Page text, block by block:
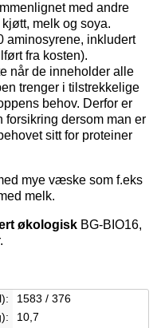
med andre
melk og soya.
aminosyrene, inkludert
fra kosten).
når de inneholder alle
trenger i tilstrekkelige
behov. Derfor er
forsikring dersom man er
sitt for proteiner
mye væske som f.eks
melk.
økologisk BG-BIO16,
1583 / 376
10,7